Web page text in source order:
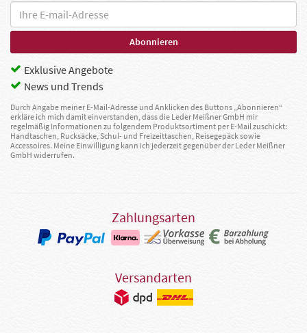
Exklusive Angebote
News und Trends
Durch Angabe meiner E-Mail-Adresse und Anklicken des Buttons „Abonnieren“
erkläre ich mich damit einverstanden, dass die Leder Meißner GmbH mir
regelmäßig Informationen zu folgendem Produktsortiment per E-Mail zuschickt:
Handtaschen, Rucksäcke, Schul- und Freizeittaschen, Reisegepäck sowie
Accessoires. Meine Einwilligung kann ich jederzeit gegenüber der Leder Meißner
GmbH widerrufen.
Zahlungsarten
Versandarten